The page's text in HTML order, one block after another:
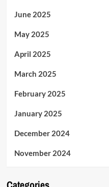
June 2025
May 2025
April 2025
March 2025
February 2025
January 2025
December 2024
November 2024